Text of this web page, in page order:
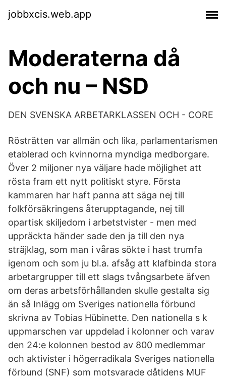
jobbxcis.web.app
Moderaterna då
och nu – NSD
DEN SVENSKA ARBETARKLASSEN OCH - CORE
Rösträtten var allmän och lika, parlamentarismen
etablerad och kvinnorna myndiga medborgare.
Över 2 miljoner nya väljare hade möjlighet att
rösta fram ett nytt politiskt styre. Första
kammaren har haft panna att säga nej till
folkförsäkringens återupptagande, nej till
opartisk skiljedom i arbetstvister - men med
uppräckta händer sade den ja till den nya
sträjklag, som man i våras sökte i hast trumfa
igenom och som ju bl.a. afsåg att klafbinda stora
arbetargrupper till ett slags tvångsarbete äfven
om deras arbetsförhållanden skulle gestalta sig
än så Inlägg om Sveriges nationella förbund
skrivna av Tobias Hübinette. Den nationella s k
uppmarschen var uppdelad i kolonner och varav
den 24:e kolonnen bestod av 800 medlemmar
och aktivister i högerradikala Sveriges nationella
förbund (SNF) som motsvarade dåtidens MUF